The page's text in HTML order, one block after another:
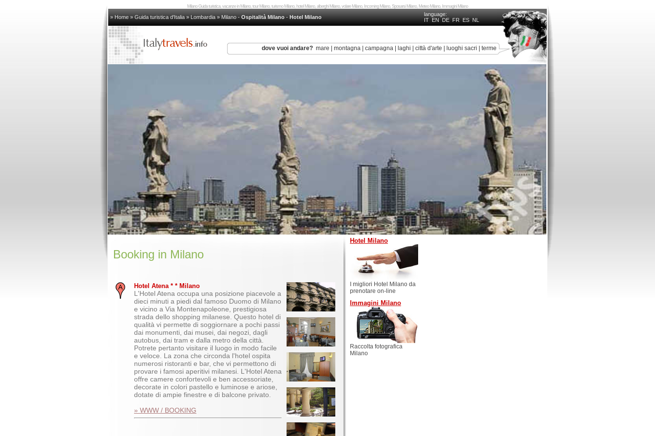
Milano Guida turistica, vacanze in Milano, tour Milano, turismo Milano, hotel Milano, alberghi Milano, volare Milano, Incoming Milano, Sposarsi Milano, Meteo Milano, Immagini Milano
» Home » Guida turistica d'Italia » Lombardia » Milano - Ospitalità Milano - Hotel Milano
language:
IT EN DE FR ES NL
dove vuoi andare? mare montagna campagna laghi città d'arte luoghi sacri terme
Booking in Milano
Hotel Atena * * Milano
L'Hotel Atena occupa una posizione piacevole a
dieci minuti a piedi dal famoso Duomo di Milano
e vicino a Via Montenapoleone, prestigiosa
strada dello shopping milanese. Questo hotel di
qualità vi permette di soggiornare a pochi passi
dai monumenti, dai musei, dai negozi, dagli
autobus, dai tram e dalla metro della città.
Potrete pertanto visitare il luogo in modo facile
e veloce. La zona che circonda l'hotel ospita
numerosi ristoranti e bar, che vi permettono di
provare i famosi aperitivi milanesi. L'Hotel Atena
offre camere confortevoli e ben accessoriate,
decorate in colori pastello e luminose e ariose,
dotate di ampie finestre e di balcone privato.
» WWW / BOOKING
Hotel Milano
I migliori Hotel Milano da
prenotare on-line
Immagini Milano
Raccolta fotografica
Milano